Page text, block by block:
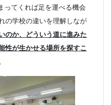
ってくれば足を運べる機会
の学校の違いを理解しなが
のか、どういう道に進みた
性が生かせる場所を探すこ